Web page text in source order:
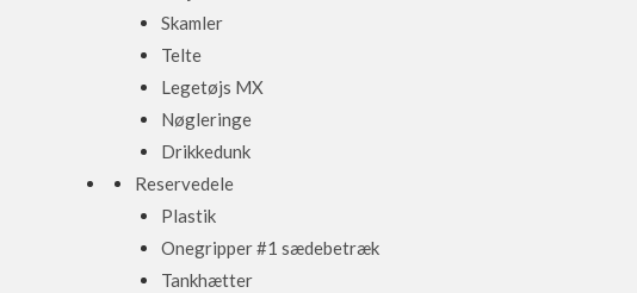
Skamler
Telte
Legetøjs MX
Nøgleringe
Drikkedunk
Reservedele
Plastik
Onegripper #1 sædebetræk
Tankhætter